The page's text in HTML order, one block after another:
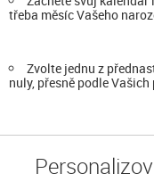
třeba měsíc Vašeho
Zvolte jednu z
nuly, přesně podle Vašich